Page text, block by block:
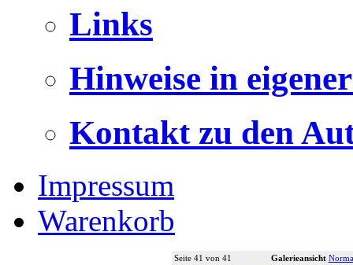
Links
Hinweise in
Kontakt zu den
Impressum
Warenkorb
Seite 41 von 41 Galerieansicht